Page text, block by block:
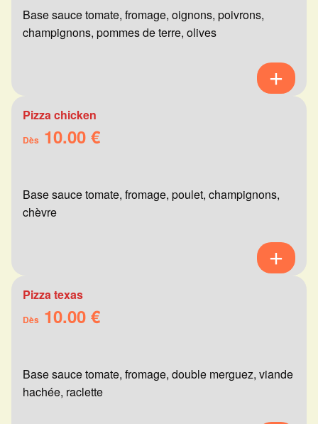
Base sauce tomate, fromage, oignons, poivrons,
champignons, pommes de terre, olives
Pizza chicken
Dès 10.00 €
Base sauce tomate, fromage, poulet, champignons,
chèvre
Pizza texas
Dès 10.00 €
Base sauce tomate, fromage, double merguez, viande
hachée, raclette